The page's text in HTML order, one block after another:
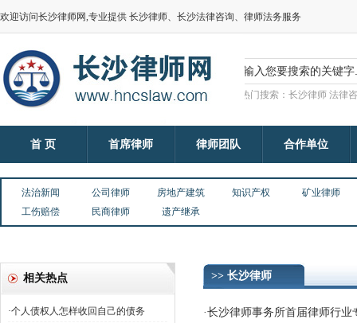
欢迎访问长沙律师网,专业提供 长沙律师、长沙法律咨询、律师法务服务
热门搜索：长沙律师 法律
首 页 首席律师 律师团队 合作单位
法治新闻 公司律师 房地产建筑 知识产权
矿业律师
工伤赔偿
民商律师 遗产继承
相关热点
·个人债权人怎样收回自己的债务
>> 长沙律师
·长沙律师事务所首届律师行